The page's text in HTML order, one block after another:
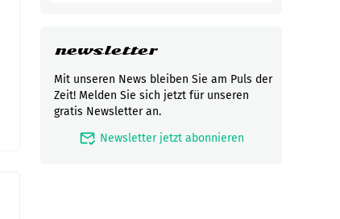
newsletter
Mit unseren News bleiben Sie am Puls der
Zeit! Melden Sie sich jetzt für unseren
gratis Newsletter an.
mark_email_read Newsletter jetzt abonnieren